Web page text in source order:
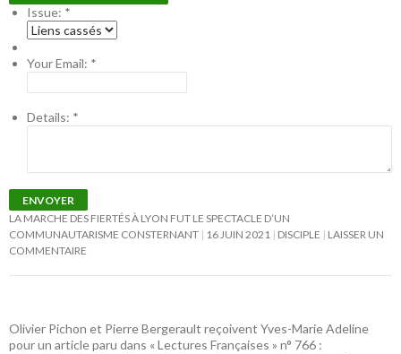
Issue: *
Your Email: *
Details: *
ENVOYER
LA MARCHE DES FIERTÉS À LYON FUT LE SPECTACLE D’UN
COMMUNAUTARISME CONSTERNANT
16 JUIN 2021 DISCIPLE
LAISSER UN
COMMENTAIRE
Olivier Pichon et Pierre Bergerault reçoivent Yves-Marie Adeline
pour un article paru dans « Lectures Françaises » n° 766 :